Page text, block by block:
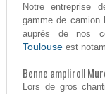
Notre entreprise
gamme de camion
auprès de nos
Toulouseest
Benne ampliroll
Lors de gros